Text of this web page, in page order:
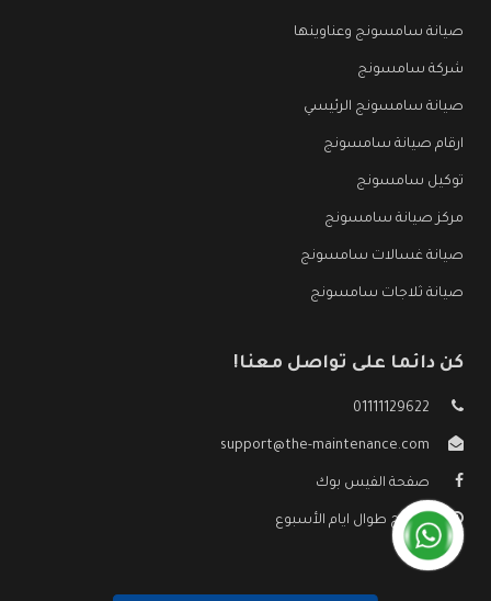
صيانة سامسونج وعناوينها
شركة سامسونج
صيانة سامسونج الرئيسي
ارقام صيانة سامسونج
توكيل سامسونج
مركز صيانة سامسونج
صيانة غسالات سامسونج
صيانة ثلاجات سامسونج
كن دائما على تواصل معنا!
01111129622
support@the-maintenance.com
صفحة الفيس بوك
مفتوح طوال ايام الأسبوع